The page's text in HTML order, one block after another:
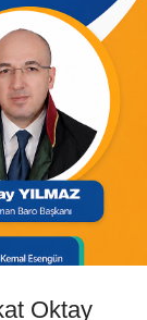
Oktay